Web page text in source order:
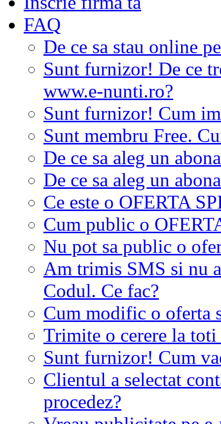
FAQ
De ce sa stau online
Sunt furnizor! De ce
www.e-nunti.ro?
Sunt furnizor! Cum
Sunt membru Free.
De ce sa aleg un
De ce sa aleg un
Ce este o OFERTA
Cum public o
Nu pot sa public o
Am trimis SMS si nu
Codul. Ce fac?
Cum modific o oferta
Trimite o cerere la
Sunt furnizor! Cum
Clientul a selectat
procedez?